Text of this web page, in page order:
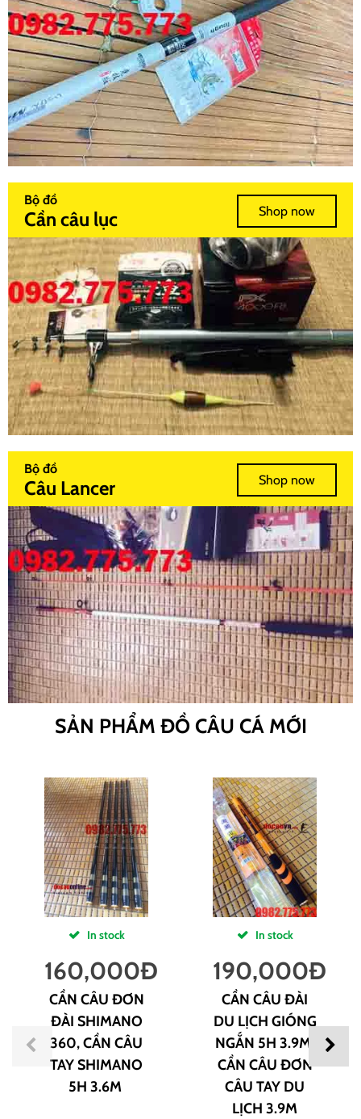
Bộ đồ
Cần câu lục Shop now
Bộ đồ
Câu Lancer Shop now
SẢN PHẨM ĐỒ CÂU CÁ MỚI
In stock
160,000Đ
CẦN CÂU ĐƠN
ĐÀI SHIMANO
360, CẦN CÂU
TAY SHIMANO
5H 3.6M
In stock
190,000Đ
CẦN CÂU ĐÀI
DU LỊCH GIÓNG
NGẮN 5H 3.9M,
CẦN CÂU ĐƠN
CÂU TAY DU
LỊCH 3.9M